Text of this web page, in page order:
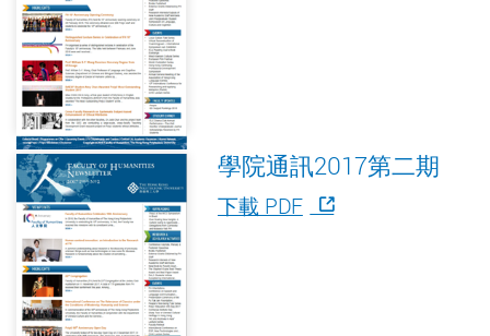
學院通訊2017第二期
下載 PDF